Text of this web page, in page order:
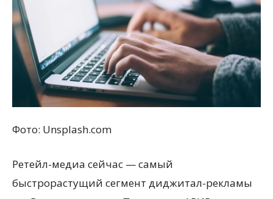
Фото: Unsplash.com
Ретейл-медиа сейчас — самый
быстрорастущий сегмент диджитал-рекламы